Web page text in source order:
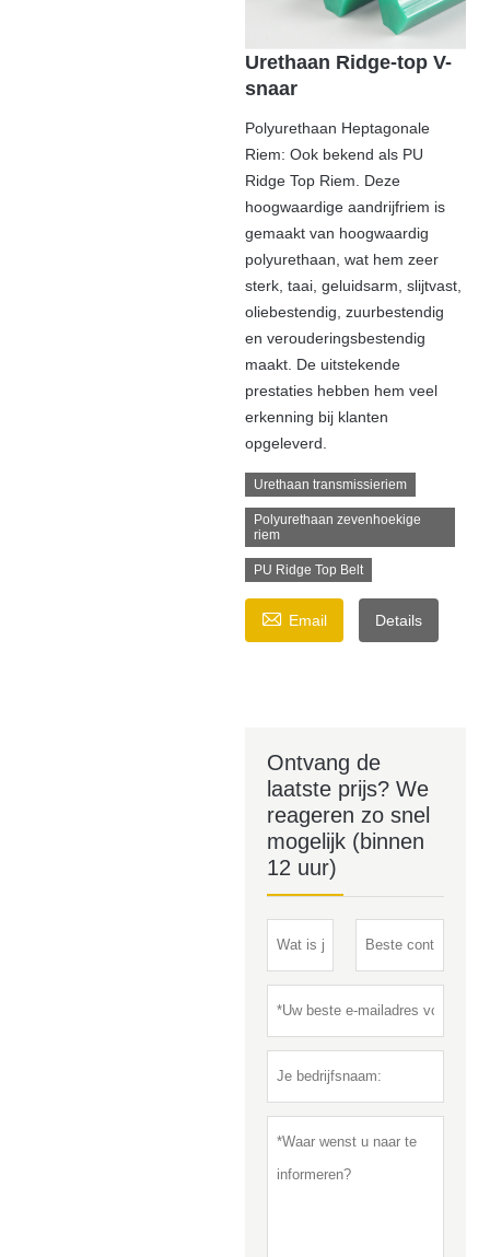
Urethaan Ridge-top V-
snaar
Polyurethaan Heptagonale
Riem: Ook bekend als PU
Ridge Top Riem. Deze
hoogwaardige aandrijfriem is
gemaakt van hoogwaardig
polyurethaan, wat hem zeer
sterk, taai, geluidsarm, slijtvast,
oliebestendig, zuurbestendig
en verouderingsbestendig
maakt. De uitstekende
prestaties hebben hem veel
erkenning bij klanten
opgeleverd.
Urethaan transmissieriem
Polyurethaan zevenhoekige
riem
PU Ridge Top Belt
 Email Details
Ontvang de
laatste prijs? We
reageren zo snel
mogelijk (binnen
12 uur)